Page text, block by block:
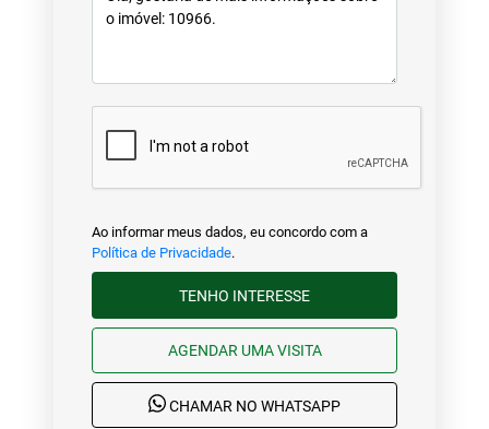
Ao informar meus dados, eu concordo com a
Política de Privacidade.
TENHO INTERESSE
AGENDAR UMA VISITA
CHAMAR NO WHATSAPP